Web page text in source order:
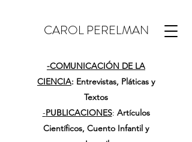
CAROL PERELMAN
-COMUNICACIÓN DE LA
CIENCIA: Entrevistas, Pláticas y
Textos
-PUBLICACIONES: Artículos
Científicos, Cuento Infantil y